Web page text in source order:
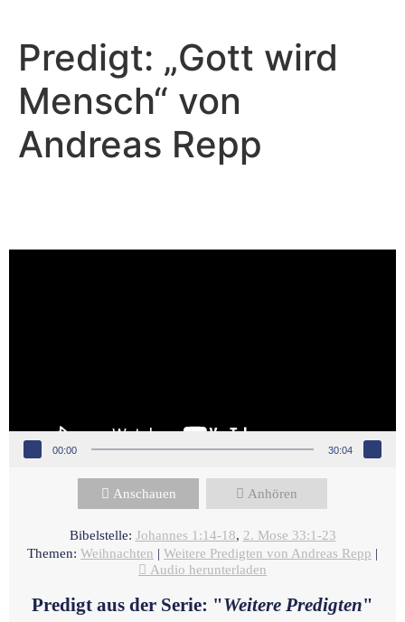
Predigt: „Gott wird
Mensch“ von
Andreas Repp
Video-Player
00:00 30:04
Anschauen Anhören
Bibelstelle: Johannes 1:14-18, 2. Mose 33:1-23
Themen: Weihnachten | Weitere Predigten von Andreas Repp |
Audio herunterladen
Predigt aus der Serie: "Weitere Predigten"